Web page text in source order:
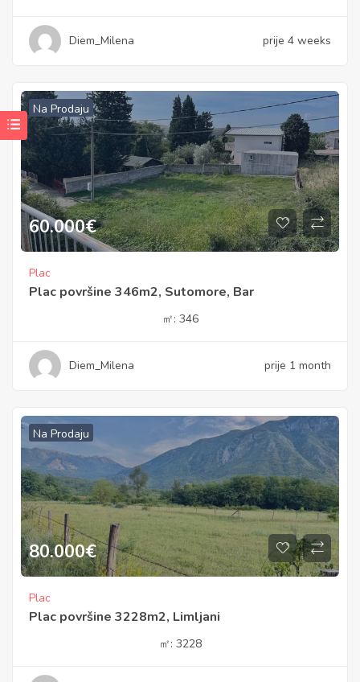
Diem_Milena prije 4 weeks
Na Prodaju
60.000€
Plac
Plac površine 346m2, Sutomore, Bar
㎡: 346
Diem_Milena prije 1 month
Na Prodaju
80.000€
Plac
Plac površine 3228m2, Limljani
㎡: 3228